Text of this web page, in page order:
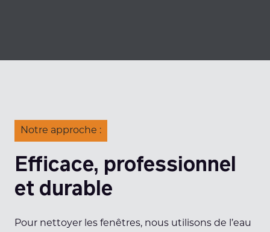
Notre approche :
Efficace, professionnel
et durable
Pour nettoyer les fenêtres, nous utilisons de l’eau